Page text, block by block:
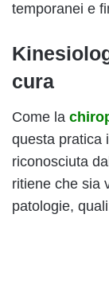
temporanei e
cura
Come la
questa pratica
riconosciuta
ritiene che sia
patologie,